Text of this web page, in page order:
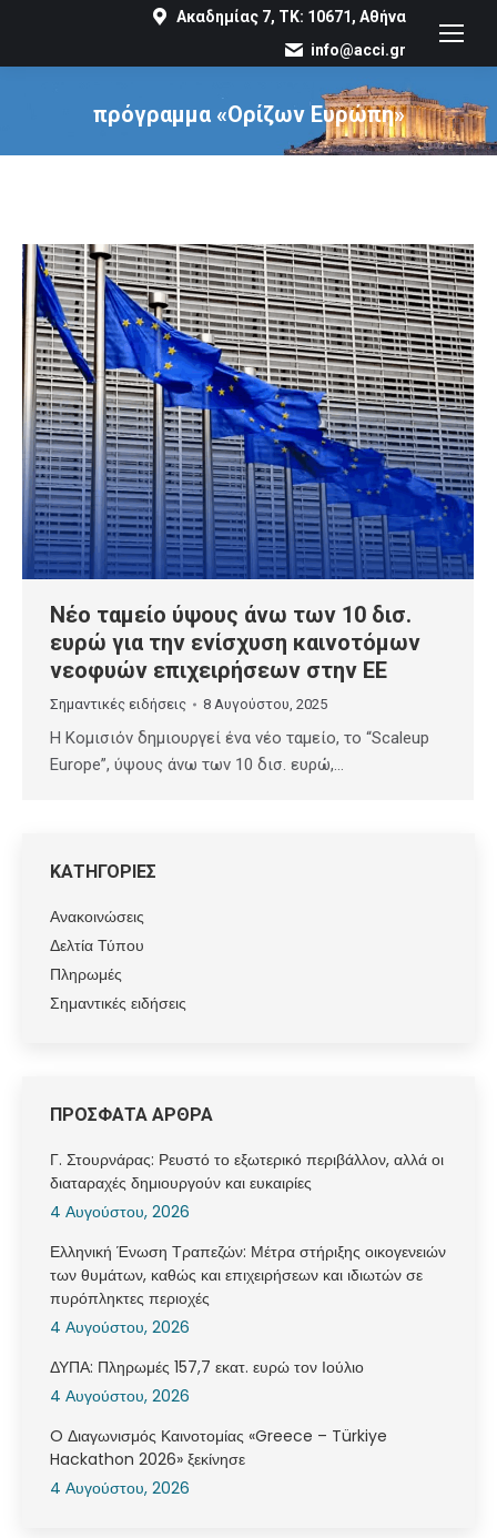
Ακαδημίας 7, ΤΚ: 10671, Αθήνα
info@acci.gr
πρόγραμμα «Ορίζων Ευρώπη»
You are here:
Nέο ταμείο ύψους άνω των 10 δισ.
ευρώ για την ενίσχυση καινοτόμων
νεοφυών επιχειρήσεων στην ΕΕ
Σημαντικές ειδήσεις 8 Αυγούστου, 2025
Η Κομισιόν δημιουργεί ένα νέο ταμείο, το “Scaleup
Europe”, ύψους άνω των 10 δισ. ευρώ,…
ΚΑΤΗΓΟΡΙΕΣ
Ανακοινώσεις
Δελτία Τύπου
Πληρωμές
Σημαντικές ειδήσεις
ΠΡΟΣΦΑΤΑ ΑΡΘΡΑ
Γ. Στουρνάρας: Ρευστό το εξωτερικό περιβάλλον, αλλά οι
διαταραχές δημιουργούν και ευκαιρίες
4 Αυγούστου, 2026
Ελληνική Ένωση Τραπεζών: Μέτρα στήριξης οικογενειών
των θυμάτων, καθώς και επιχειρήσεων και ιδιωτών σε
πυρόπληκτες περιοχές
4 Αυγούστου, 2026
ΔΥΠΑ: Πληρωμές 157,7 εκατ. ευρώ τον Ιούλιο
4 Αυγούστου, 2026
O Διαγωνισμός Καινοτομίας «Greece – Türkiye
Hackathon 2026» ξεκίνησε
4 Αυγούστου, 2026